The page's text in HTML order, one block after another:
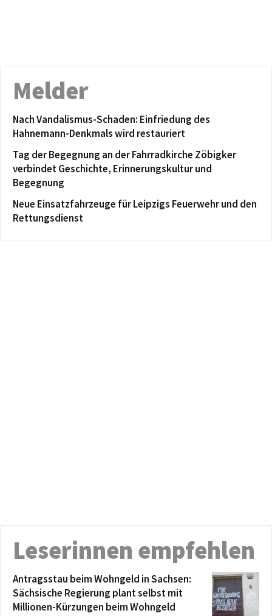
Melder
Nach Vandalismus-Schaden: Einfriedung des
Hahnemann-Denkmals wird restauriert
Tag der Begegnung an der Fahrradkirche Zöbigker
verbindet Geschichte, Erinnerungskultur und
Begegnung
Neue Einsatzfahrzeuge für Leipzigs Feuerwehr und den
Rettungsdienst
Leserinnen empfehlen
Antragsstau beim Wohngeld in Sachsen:
Sächsische Regierung plant selbst mit
Millionen-Kürzungen beim Wohngeld